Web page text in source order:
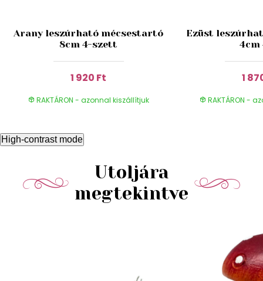
Arany leszúrható mécsestartó
8cm 4-szett
1 920 Ft
RAKTÁRON - azonnal kiszállítjuk
Ezüst
4cm
1
RAKTÁRON -
High-contrast mode
Utoljára
megtekintve